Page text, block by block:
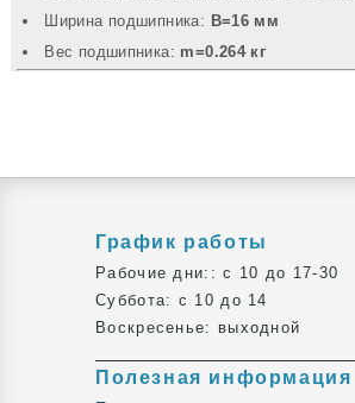
Ширина подшипника: B=16 мм
Вec подшипника: m=0.264 кг
График работы
Рабочие дни:: c 10 до 17-30
Суббота: c 10 до 14
Воскресенье: выходной
Полезная информация